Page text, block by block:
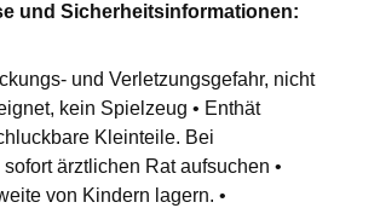
und Sicherheitsinformationen:
und Verletzungsgefahr, nicht
kein Spielzeug • Enthät
Kleinteile. Bei
ärztlichen Rat aufsuchen •
von Kindern lagern. •